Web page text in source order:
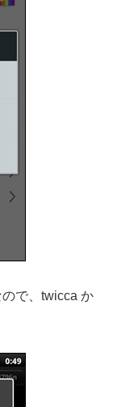
で、twicca か